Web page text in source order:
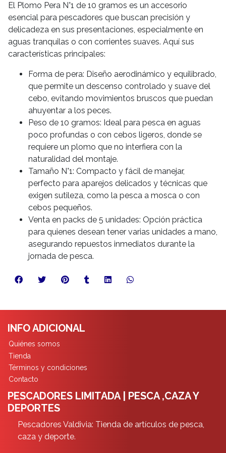
El Plomo Pera N°1 de 10 gramos es un accesorio
esencial para pescadores que buscan precisión y
delicadeza en sus presentaciones, especialmente en
aguas tranquilas o con corrientes suaves. Aquí sus
características principales:
Forma de pera: Diseño aerodinámico y equilibrado,
que permite un descenso controlado y suave del
cebo, evitando movimientos bruscos que puedan
ahuyentar a los peces.
Peso de 10 gramos: Ideal para pesca en aguas
poco profundas o con cebos ligeros, donde se
requiere un plomo que no interfiera con la
naturalidad del montaje.
Tamaño N°1: Compacto y fácil de manejar,
perfecto para aparejos delicados y técnicas que
exigen sutileza, como la pesca a mosca o con
cebos pequeños.
Venta en packs de 5 unidades: Opción práctica
para quienes desean tener varias unidades a mano,
asegurando repuestos inmediatos durante la
jornada de pesca.
INFO ADICIONAL
Quiénes somos
Tienda
Términos y condiciones
Contacto
PESCADORES LIMITADA | PESCA ,CAZA Y
DEPORTES
Pescadores Valdivia: Tienda de artículos de pesca,
caza y deporte.